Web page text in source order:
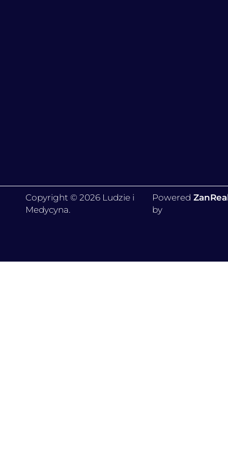
Copyright © 2026 Ludzie i
Medycyna.
Powered
by